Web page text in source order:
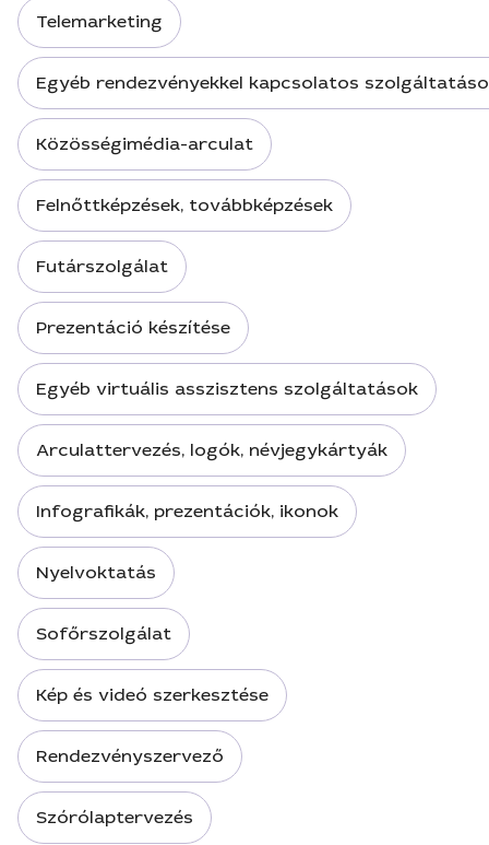
Telemarketing
Egyéb rendezvényekkel kapcsolatos
Közösségimédia-arculat
Felnőttképzések, továbbképzések
Futárszolgálat
Prezentáció készítése
Egyéb virtuális asszisztens szolgáltatások
Arculattervezés, logók, névjegykártyák
Infografikák, prezentációk, ikonok
Nyelvoktatás
Sofőrszolgálat
Kép és videó szerkesztése
Rendezvényszervező
Szórólaptervezés